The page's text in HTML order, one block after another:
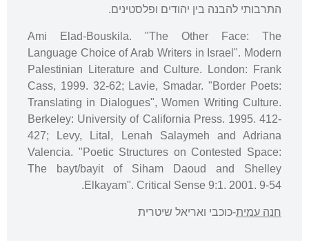
התרבותי להבנה בין יהודים ופלסטינים.
Ami Elad-Bouskila. "The Other Face: The
Language Choice of Arab Writers in Israel". Modern
Palestinian Literature and Culture. London: Frank
Cass, 1999. 32-62; Lavie, Smadar. "Border Poets:
Translating in Dialogues", Women Writing Culture.
Berkeley: University of California Press. 1995. 412-
427; Levy, Lital, Lenah Salaymeh and Adriana
Valencia. "Poetic Structures on Contested Space:
The bayt/bayit of Siham Daoud and Shelley
Elkayam". Critical Sense 9:1. 2001. 9-54.
חנה עמית-כוכבי ואריאל שיטרית